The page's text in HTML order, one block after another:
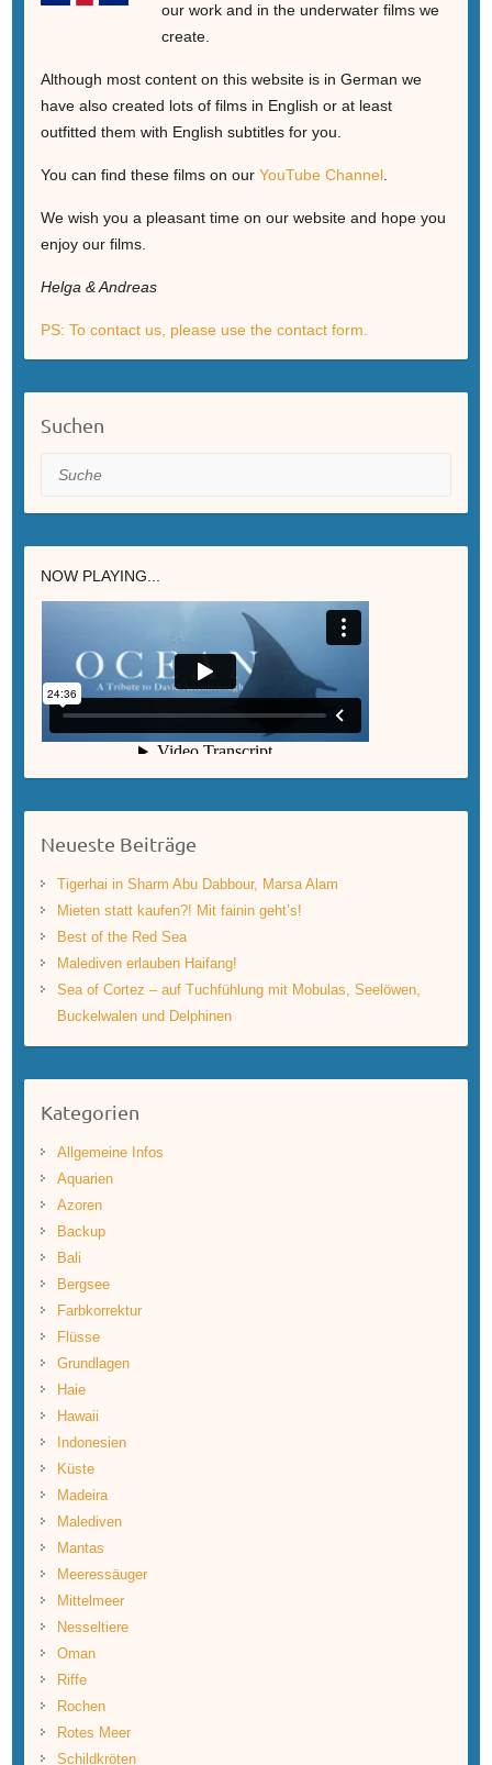
our work and in the underwater films we
create.
Although most content on this website is in German we
have also created lots of films in English or at least
outfitted them with English subtitles for you.
You can find these films on our YouTube Channel.
We wish you a pleasant time on our website and hope you
enjoy our films.
Helga & Andreas
PS: To contact us, please use the contact form.
Suchen
Suche
NOW PLAYING...
Neueste Beiträge
Tigerhai in Sharm Abu Dabbour, Marsa Alam
Mieten statt kaufen?! Mit fainin geht’s!
Best of the Red Sea
Malediven erlauben Haifang!
Sea of Cortez – auf Tuchfühlung mit Mobulas, Seelöwen,
Buckelwalen und Delphinen
Kategorien
Allgemeine Infos
Aquarien
Azoren
Backup
Bali
Bergsee
Farbkorrektur
Flüsse
Grundlagen
Haie
Hawaii
Indonesien
Küste
Madeira
Malediven
Mantas
Meeressäuger
Mittelmeer
Nesseltiere
Oman
Riffe
Rochen
Rotes Meer
Schildkröten